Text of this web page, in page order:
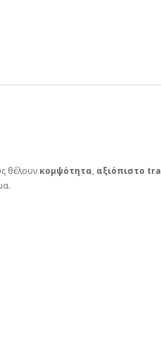
θέλουν κομψότητα, αξιόπιστο